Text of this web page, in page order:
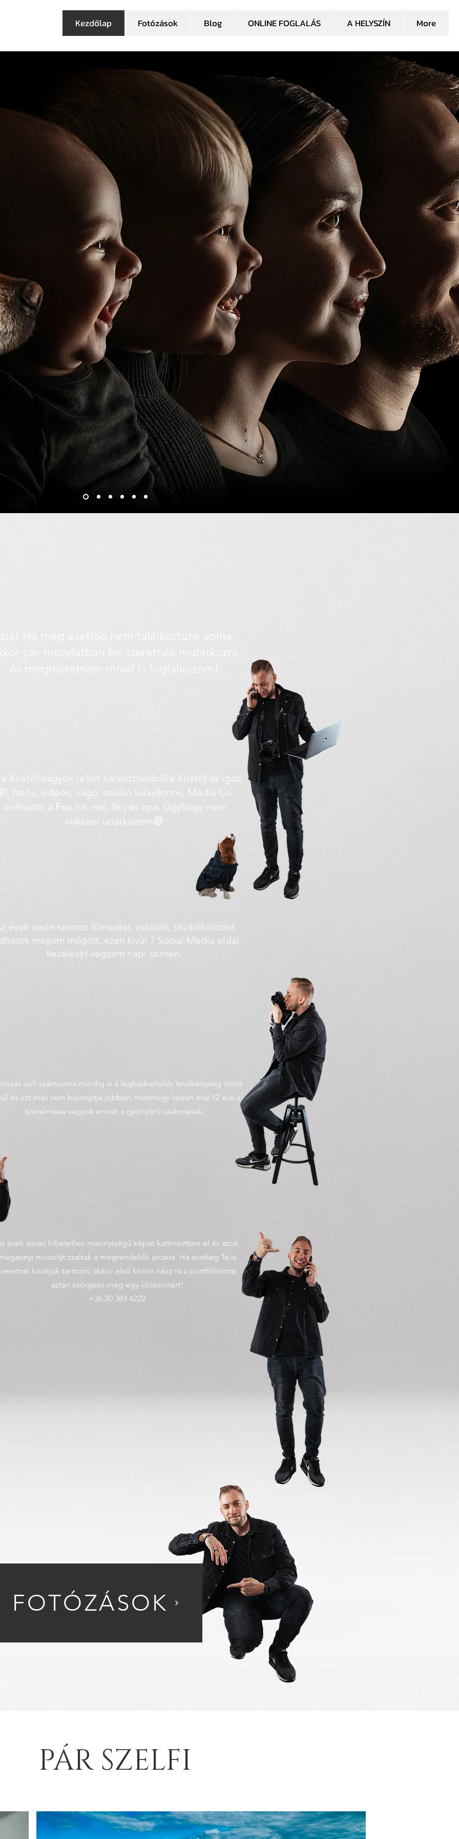
Kezdőlap Fotózások Blog ONLINE FOGLALÁS A HELYSZÍN More
Ha még esetleg nem találkoztunk volna,
pár mondatban be szeretnék mutatkozni
és megmutatnám mivel is foglalkozom!
Kristóf vagyok (a két keresztnévből a Kristóf az igazi
fotós, videós, vágó, stúdió tulajdonos, Media Co-
ordinator a Fox Int.-nél, férj és apa. Úgyhogy nem
sokszor unatkozom😅
évek során számos filmezést, esküvőt, stúdiófotózást
magam mögött, ezen kívül 7 Social Media oldal
kezelését végzem napi szinten.
volt számomra mindig is a legkedveltebb tevékenység mind
és ezt más sem bizonyítja jobban, minthogy lassan már 12 éve a
szerelmese vagyok ennek a gyönyörű szakmának.
évek során hihetetlen mennyiségű képet kattintottam el és azok
mosolyt csaltak a megrendelők arcaira. Ha esetleg Te is
közéjük tartozni, akkor első körön nézz rá a portfóliómra,
aztán csörgess meg egy időpontért!
+36 20 383 4222
FOTÓZÁSOK
PÁR SZELFI